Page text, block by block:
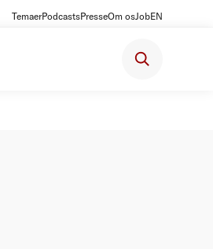
TemaerPodcastsPresseOm osJobEN